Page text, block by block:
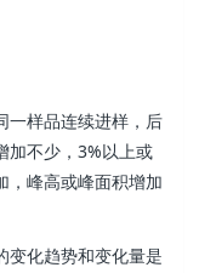
一样品连续进样，后
加不少，3%以上或
，峰高或峰面积增加
变化趋势和变化量是